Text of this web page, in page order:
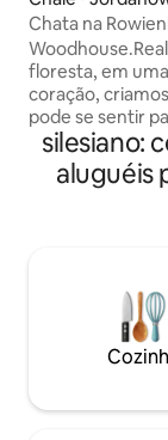
Chata na
floresta, em
coração,
pode se sentir
cabana de
descansar da
mais próximos
a natureza, os
e os aromas, a
passeios, o café
fogueira à noite
silesiano:
aluguéis